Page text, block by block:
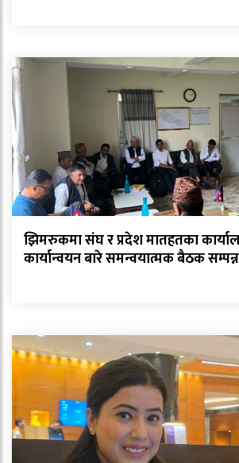
झिमरुकमा संघ र प्रदेश मातहतका
कार्यान्वयन बारे समन्वयात्मक बैठक सम्पन्न